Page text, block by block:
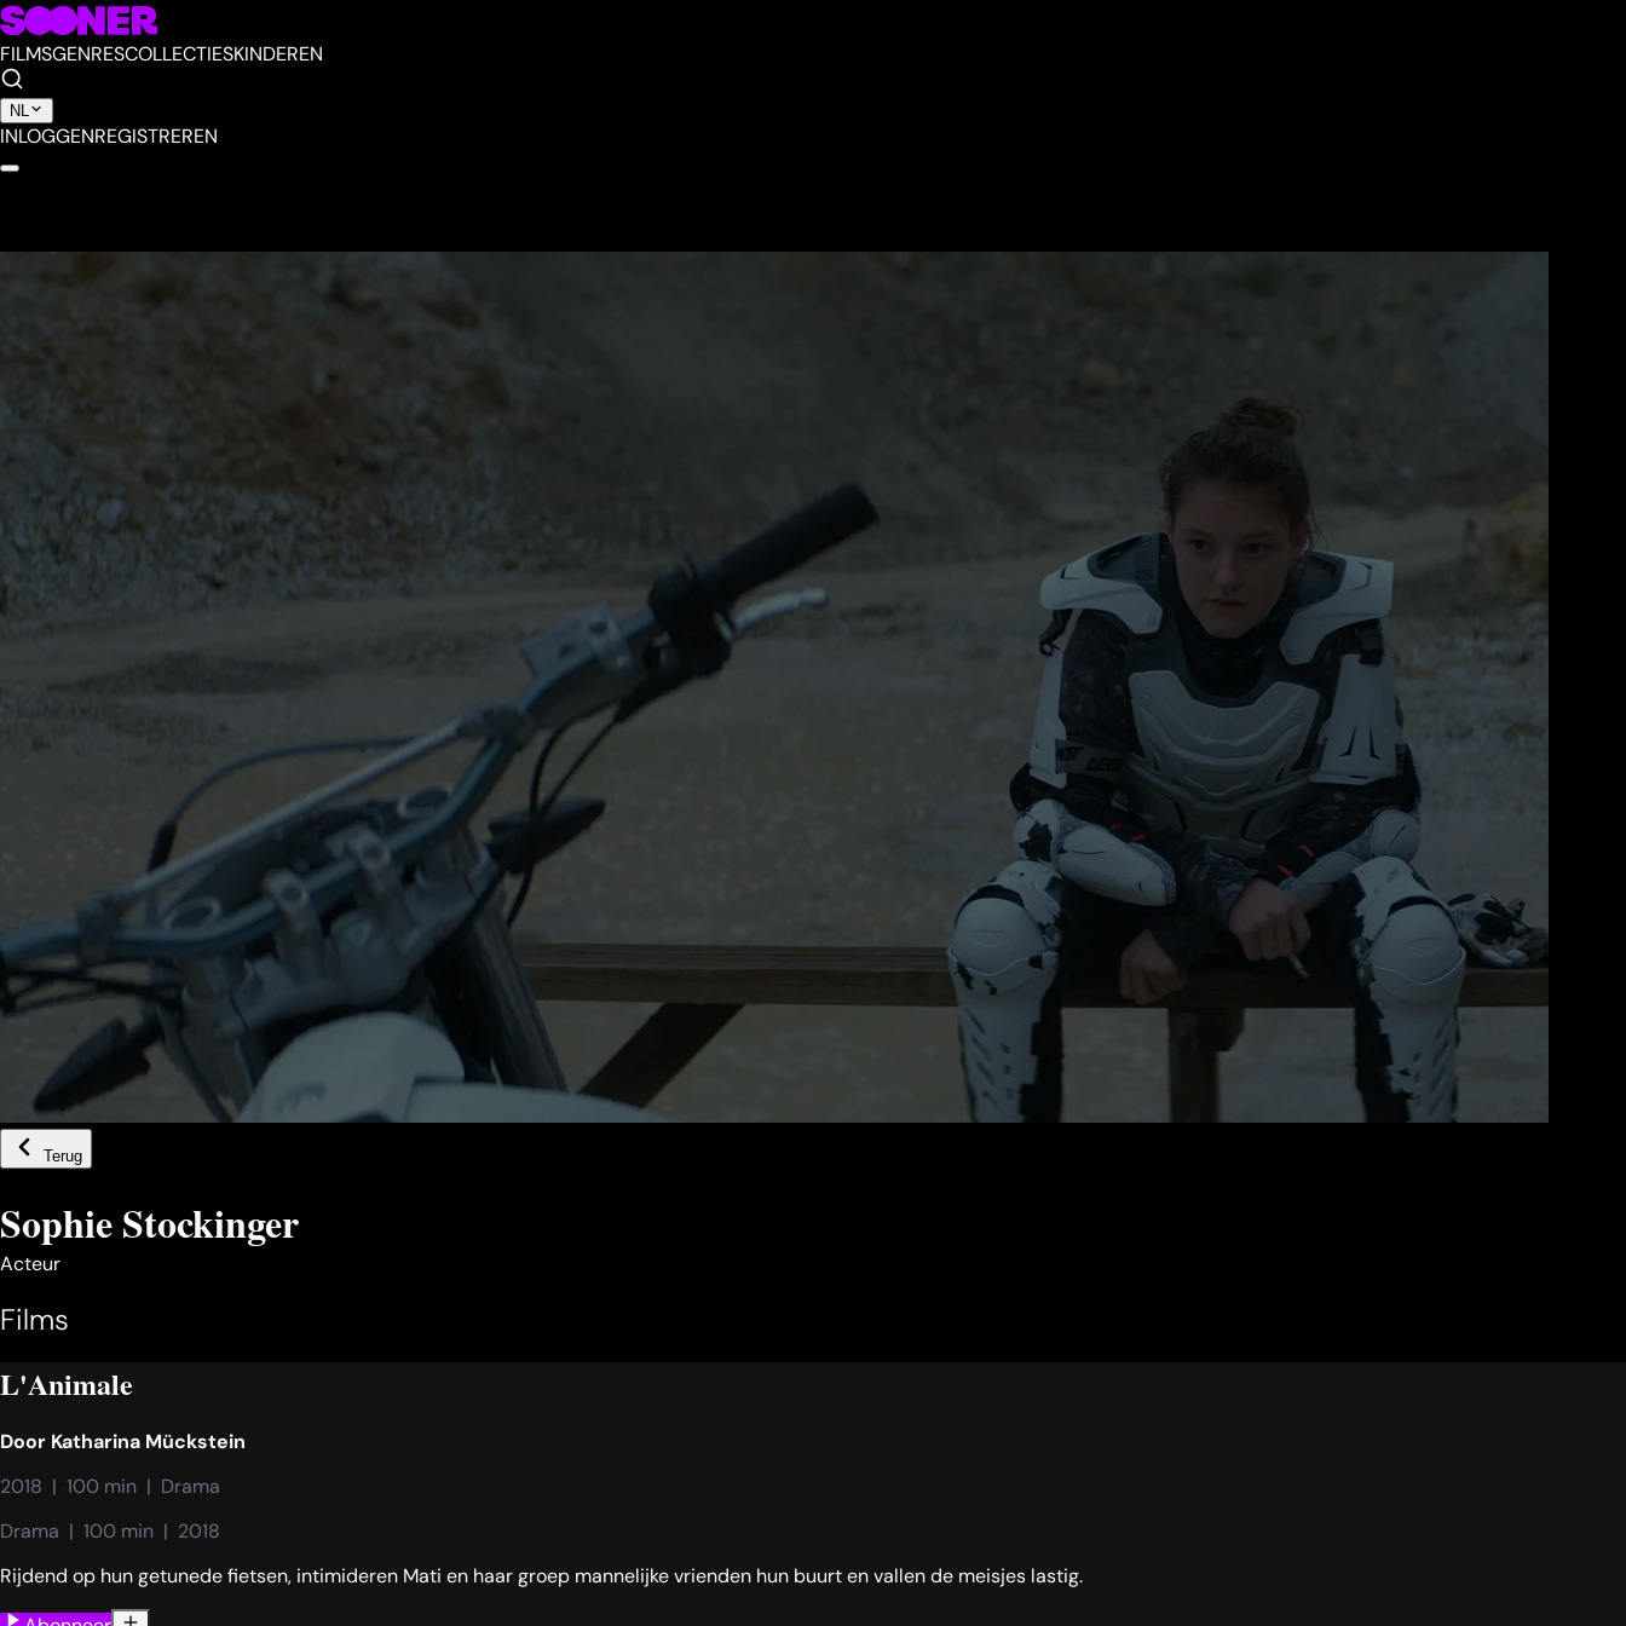
FILMSGENRESCOLLECTIESKINDEREN
NL
INLOGGENREGISTREREN
Terug
Sophie Stockinger
Acteur
Films
L'Animale
Door Katharina Mückstein
2018  |  100 min  |  Drama
Drama  |  100 min  |  2018
Rijdend op hun getunede fietsen, intimideren Mati en haar groep mannelijke vrienden hun buurt en vallen de meisjes lastig.